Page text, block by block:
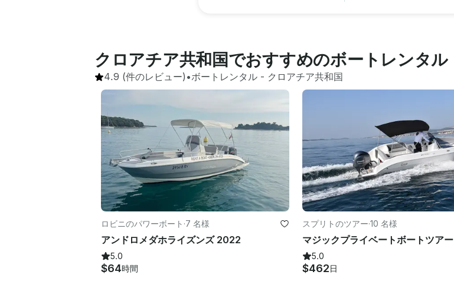
クロアチア共和国でおすすめのボートレンタル
4.9 (件のレビュー) •ボートレンタル - クロアチア共和国
ロビニのパワーボート ·7 名様
アンドロメダホライズンズ 2022
5.0
$64時間
スプリトのツアー·10 名様
マジックプライベートボートツアー
5.0
$462日